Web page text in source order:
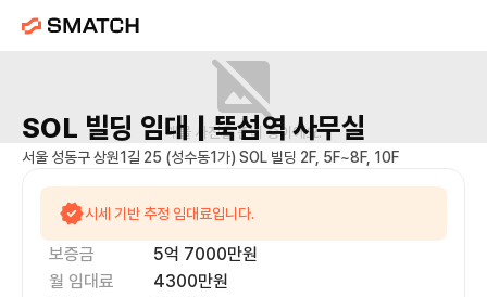
매물 사진을 준비 중이에요.
SOL 빌딩 임대 | 뚝섬역사무실
서울 성동구 상원1길 25 (성수동1가) SOL 빌딩 2F, 5F~8F, 10F
시세 기반 추정 임대료입니다.
보증금 5억 7000만원
월 임대료
4300만원